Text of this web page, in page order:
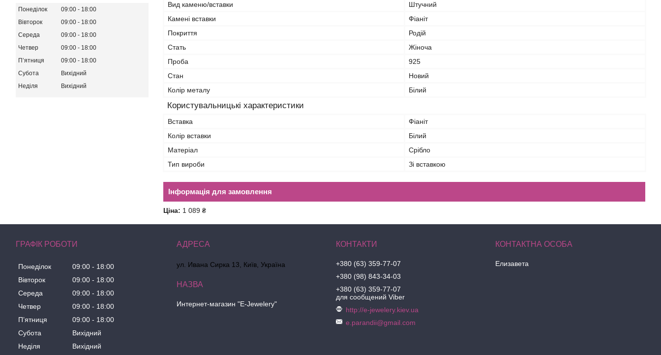
Вид каменю/вставки
Штучний
Камені вставки
Фіаніт
Покриття
Родій
Стать
Жіноча
Проба
925
Стан
Новий
Колір металу
Білий
Користувальницькі характеристики
Вставка
Фіаніт
Колір вставки
Білий
Матеріал
Срібло
Тип вироби
Зі вставкою
Інформація для замовлення
Ціна: 1 089 ₴
Понеділок 09:00
18:00
Вівторок
09:00
18:00
Середа
09:00
18:00
Четвер
09:00
18:00
Пʼятниця
09:00
18:00
Субота
Вихідний
Неділя
Вихідний
ГРАФІК РОБОТИ
Понеділок 09:00
18:00
Вівторок
09:00
18:00
Середа
09:00
18:00
Четвер
09:00
18:00
Пʼятниця
09:00
18:00
Субота
Вихідний
Неділя
Вихідний
ул. Ивана Сирка 13, Київ, Україна
Интернет-магазин "E-Jewelery"
+380 (63) 359-77-07
+380 (98) 843-34-03
+380 (63) 359-77-07
для сообщений Viber
http://e-jewelery.kiev.ua
e.parandii@gmail.com
Елизавета